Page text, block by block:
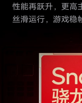
性能再跃升，更高
丝滑运行，游戏稳